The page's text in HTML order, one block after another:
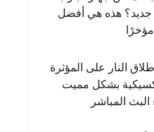
جديد؟ هذه هي أفضل
النار على المؤثرة
بشكل مميت
البث المباشر